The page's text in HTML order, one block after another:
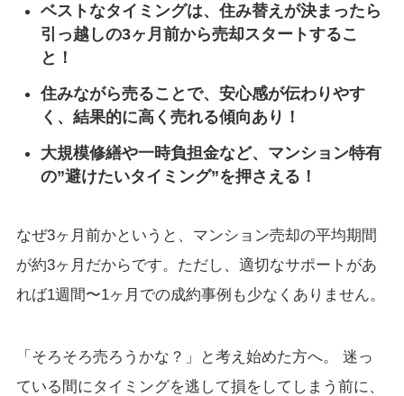
ベストなタイミングは、住み替えが決まったら
引っ越しの3ヶ月前から売却スタートするこ
と！
住みながら売ることで、安心感が伝わりやす
く、結果的に高く売れる傾向あり！
大規模修繕や一時負担金など、マンション特有
の”避けたいタイミング”を押さえる！
なぜ3ヶ月前かというと、マンション売却の平均期間
が約3ヶ月だからです。ただし、適切なサポートがあ
れば1週間〜1ヶ月での成約事例も少なくありません。
「そろそろ売ろうかな？」と考え始めた方へ。 迷っ
ている間にタイミングを逃して損をしてしまう前に、